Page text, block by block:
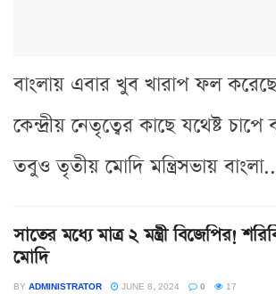
বাংলায় এবার খুব খারাপ ফল
কেন্দ্রীয় নেতৃত্বের কাছে যথেষ্ট চাপে
তবুও তৃতীয় মোদি মন্ত্রিসভায়
সাতের মধ্যে মাত্র ২ মন্ত্রী বিজেপির!
মোদি
BY ADMINISTRATOR JUNE 8, 2024 0 17